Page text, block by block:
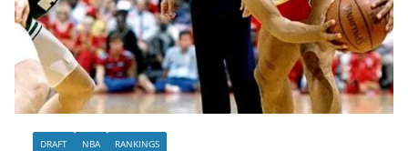
DRAFT NBA RANKINGS